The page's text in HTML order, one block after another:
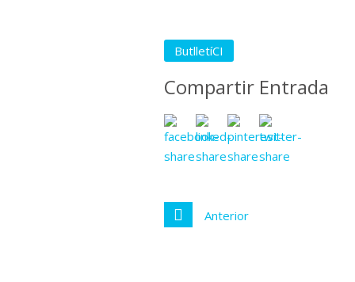
ButlletíCI
Compartir Entrada
Anterior